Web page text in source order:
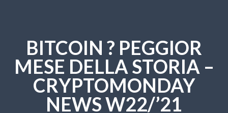
BITCOIN ? PEGGIOR
MESE DELLA STORIA –
CRYPTOMONDAY
NEWS W22/’21